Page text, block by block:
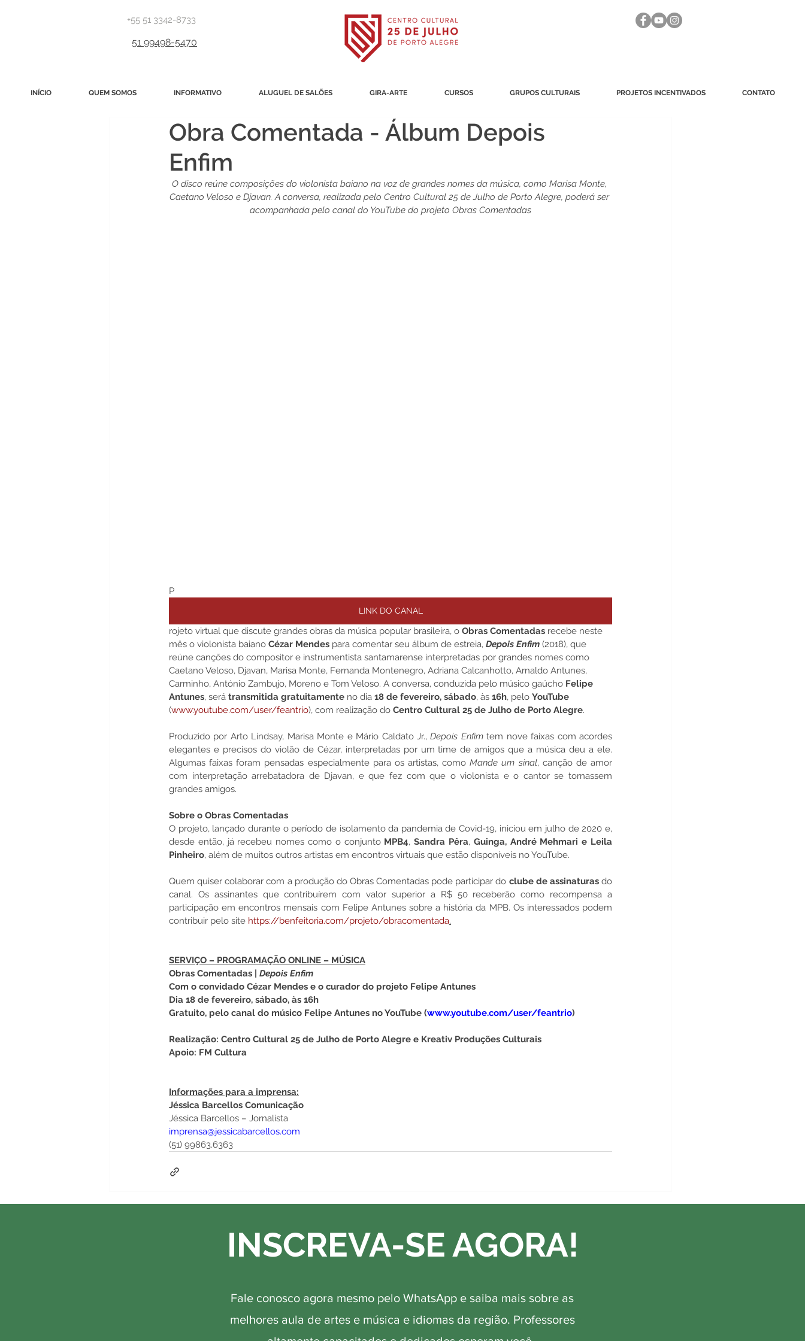
+55 51 3342-8733
51 99498-5470
INÍCIO QUEM SOMOS INFORMATIVO ALUGUEL DE SALÕES GIRA-ARTE CURSOS GRUPOS CULTURAIS PROJETOS INCENTIVADOS CONTATO
Obra Comentada - Álbum Depois
Enfim
O disco reúne composições do violonista baiano na voz de grandes nomes da música, como Marisa Monte,
Caetano Veloso e Djavan. A conversa, realizada pelo Centro Cultural 25 de Julho de Porto Alegre, poderá ser
acompanhada pelo canal do YouTube do projeto Obras Comentadas
P
LINK DO CANAL
rojeto virtual que discute grandes obras da música popular brasileira, o Obras Comentadas recebe neste
mês o violonista baiano Cézar Mendes para comentar seu álbum de estreia, Depois Enfim (2018), que
reúne canções do compositor e instrumentista santamarense interpretadas por grandes nomes como
Caetano Veloso, Djavan, Marisa Monte, Fernanda Montenegro, Adriana Calcanhotto, Arnaldo Antunes,
Carminho, António Zambujo, Moreno e Tom Veloso. A conversa, conduzida pelo músico gaúcho Felipe
Antunes, será transmitida gratuitamente no dia 18 de fevereiro, sábado, às 16h, pelo YouTube
(www.youtube.com/user/feantrio), com realização do Centro Cultural 25 de Julho de Porto Alegre.
Produzido por Arto Lindsay, Marisa Monte e Mário Caldato Jr., Depois Enfim tem nove faixas com acordes
elegantes e precisos do violão de Cézar, interpretadas por um time de amigos que a música deu a ele.
Algumas faixas foram pensadas especialmente para os artistas, como Mande um sinal, canção de amor
com interpretação arrebatadora de Djavan, e que fez com que o violonista e o cantor se tornassem
grandes amigos.
Sobre o Obras Comentadas
O projeto, lançado durante o período de isolamento da pandemia de Covid-19, iniciou em julho de 2020 e,
desde então, já recebeu nomes como o conjunto MPB4, Sandra Pêra, Guinga, André Mehmari e Leila
Pinheiro, além de muitos outros artistas em encontros virtuais que estão disponíveis no YouTube.
Quem quiser colaborar com a produção do Obras Comentadas pode participar do clube de assinaturas do
canal. Os assinantes que contribuírem com valor superior a R$ 50 receberão como recompensa a
participação em encontros mensais com Felipe Antunes sobre a história da MPB. Os interessados podem
contribuir pelo site https://benfeitoria.com/projeto/obracomentada.
SERVIÇO – PROGRAMAÇÃO ONLINE – MÚSICA
Obras Comentadas | Depois Enfim
Com o convidado Cézar Mendes e o curador do projeto Felipe Antunes
Dia 18 de fevereiro, sábado, às 16h
Gratuito, pelo canal do músico Felipe Antunes no YouTube (www.youtube.com/user/feantrio)
Realização: Centro Cultural 25 de Julho de Porto Alegre e Kreativ Produções Culturais
Apoio: FM Cultura
Informações para a imprensa:
Jéssica Barcellos Comunicação
Jéssica Barcellos – Jornalista
imprensa@jessicabarcellos.com
(51) 99863.6363
INSCREVA-SE AGORA!
Fale conosco agora mesmo pelo WhatsApp e saiba mais sobre as
melhores aula de artes e música e idiomas da região. Professores